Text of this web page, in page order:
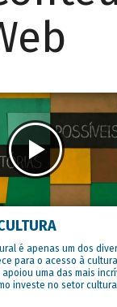
é apenas um dos
para o acesso à
apoiou uma das mais
investe no setor